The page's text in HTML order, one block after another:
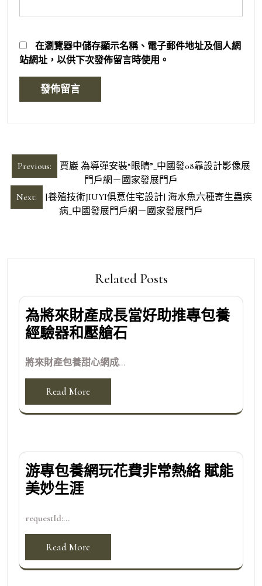
在瀏覽器中儲存顯示名稱、電子郵件地址及個人網
站網址，以供下次發佈留言時使用。
文
章
導
Previous:
賈巖 為導彈安裝“眼睛”_中國發08靠設計影像展
門戶網－國家發展門戶
Next:
[養殖技術JIUYI俱意住宅設計] 海水魚六種寄生蟲疾
病_中國發展門戶網－國家發展門戶
Related Posts
為將來財產成長當好助推專包養
經驗器和壓艙石
將來財產包養甜心網成...
Read More
游專包養網玩花費非常熱絡 賦能
美妙生涯
requestId:...
Read More